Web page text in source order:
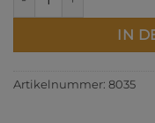
IN
Artikelnummer: 8035